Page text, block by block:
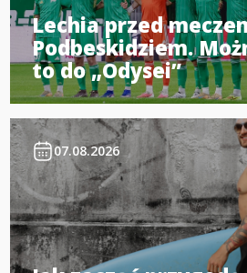
Lechia przed
Podbeskidziem.
to do „Odysei”
07.08.2026